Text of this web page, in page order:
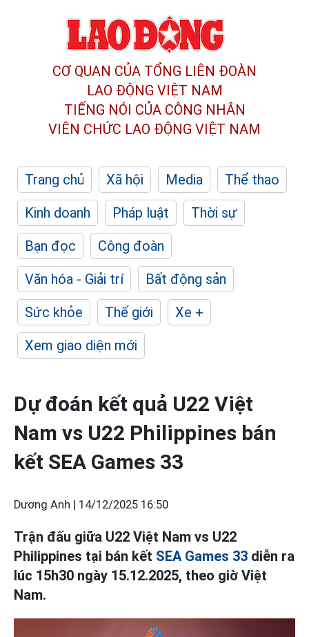
CƠ QUAN CỦA TỔNG LIÊN ĐOÀN
LAO ĐỘNG VIỆT NAM
TIẾNG NÓI CỦA CÔNG NHÂN
VIÊN CHỨC LAO ĐỘNG VIỆT NAM
Trang chủ Xã hội Media
Thể thao
Kinh doanh
Pháp luật
Thời sự
Bạn đọc
Công đoàn
Văn hóa - Giải trí
Bất động sản
Sức khỏe
Thế giới
Xe +
Xem giao diện mới
Dự đoán kết quả U22 Việt
Nam vs U22 Philippines bán
kết SEA Games 33
Dương Anh | 14/12/2025 16:50
Trận đấu giữa U22 Việt Nam vs U22
Philippines tại bán kết SEA Games 33 diễn ra
lúc 15h30 ngày 15.12.2025, theo giờ Việt
Nam.